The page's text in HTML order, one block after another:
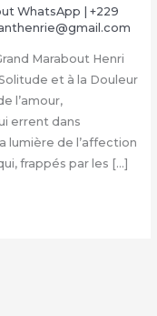
WhatsApp | +229
Marabout Henri
et à la Douleur
l’amour,
errent dans
lumière de l’affection
frappés par les […]